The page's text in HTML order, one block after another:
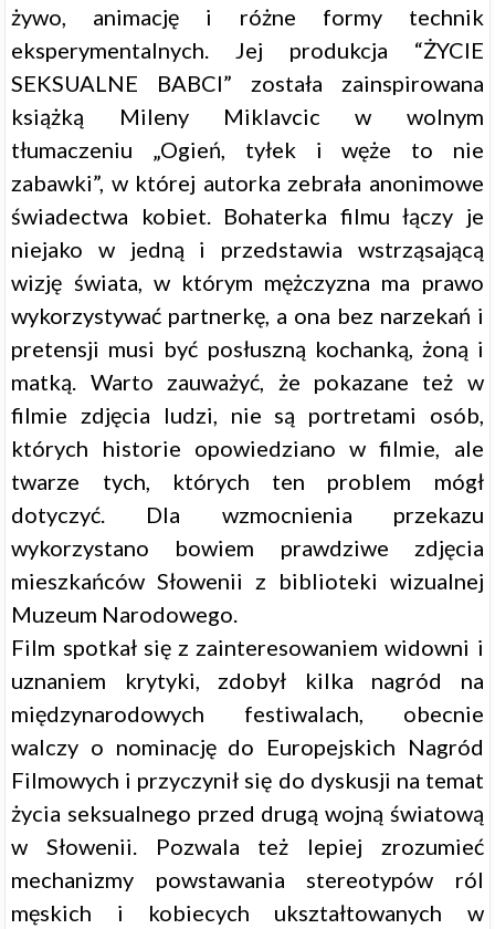
żywo, animację i różne formy technik
eksperymentalnych. Jej produkcja “ŻYCIE
SEKSUALNE BABCI” została zainspirowana
książką Mileny Miklavcic w wolnym
tłumaczeniu „Ogień, tyłek i węże to nie
zabawki”, w której autorka zebrała anonimowe
świadectwa kobiet. Bohaterka filmu łączy je
niejako w jedną i przedstawia wstrząsającą
wizję świata, w którym mężczyzna ma prawo
wykorzystywać partnerkę, a ona bez narzekań i
pretensji musi być posłuszną kochanką, żoną i
matką. Warto zauważyć, że pokazane też w
filmie zdjęcia ludzi, nie są portretami osób,
których historie opowiedziano w filmie, ale
twarze tych, których ten problem mógł
dotyczyć. Dla wzmocnienia przekazu
wykorzystano bowiem prawdziwe zdjęcia
mieszkańców Słowenii z biblioteki wizualnej
Muzeum Narodowego.
Film spotkał się z zainteresowaniem widowni i
uznaniem krytyki, zdobył kilka nagród na
międzynarodowych festiwalach, obecnie
walczy o nominację do Europejskich Nagród
Filmowych i przyczynił się do dyskusji na temat
życia seksualnego przed drugą wojną światową
w Słowenii. Pozwala też lepiej zrozumieć
mechanizmy powstawania stereotypów ról
męskich i kobiecych ukształtowanych w